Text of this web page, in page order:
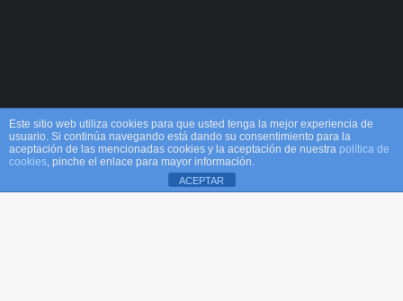
© Copyright 2026, Todos los derechos reservados M&M |
Alcalá
Facebook X WhatsApp Telegram Viber
Este sitio web utiliza cookies para que usted tenga la mejor experiencia de
usuario. Si continúa navegando está dando su consentimiento para la
aceptación de las mencionadas cookies y la aceptación de nuestra política de
cookies, pinche el enlace para mayor información.
ACEPTAR